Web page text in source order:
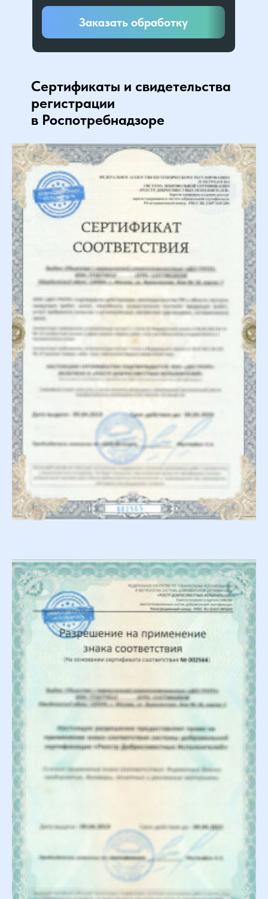
Заказать обработку
Сертификаты и свидетельства
регистрации
в Роспотребнадзоре